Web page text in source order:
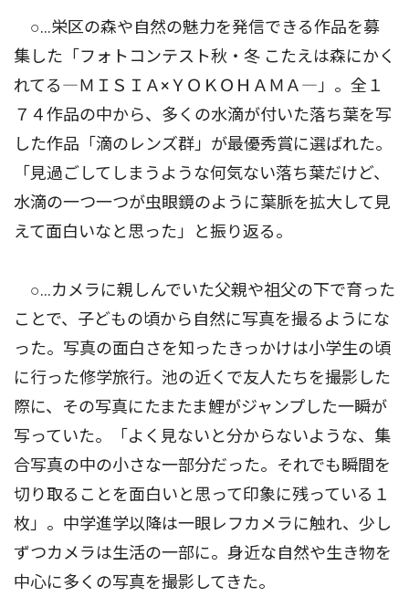
○…栄区の森や自然の魅力を発信できる作品を募
集した「フォトコンテスト秋・冬 こたえは森にかく
れてる―ＭＩＳＩＡ×ＹＯＫＯＨＡＭＡ―」。全１
７４作品の中から、多くの水滴が付いた落ち葉を写
した作品「滴のレンズ群」が最優秀賞に選ばれた。
「見過ごしてしまうような何気ない落ち葉だけど、
水滴の一つ一つが虫眼鏡のように葉脈を拡大して見
えて面白いなと思った」と振り返る。
○…カメラに親しんでいた父親や祖父の下で育った
ことで、子どもの頃から自然に写真を撮るようにな
った。写真の面白さを知ったきっかけは小学生の頃
に行った修学旅行。池の近くで友人たちを撮影した
際に、その写真にたまたま鯉がジャンプした一瞬が
写っていた。「よく見ないと分からないような、集
合写真の中の小さな一部分だった。それでも瞬間を
切り取ることを面白いと思って印象に残っている１
枚」。中学進学以降は一眼レフカメラに触れ、少し
ずつカメラは生活の一部に。身近な自然や生き物を
中心に多くの写真を撮影してきた。